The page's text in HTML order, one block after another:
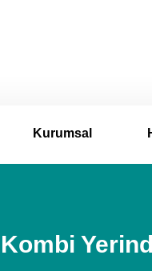
Kurumsal